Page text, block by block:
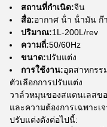
สถานที่กําเนิด:จีน
สื่อ:อากาศ น้ํา น้ํามัน ก๊
ปริมาณ:1L-200L/rev
ความถี่:50/60Hz
ขนาด:ปรับแต่ง
การใช้งาน:อุตสาหกรร
ตัวเลือกการปรับแต่ง
วาล์วหมุนของสแตนเลสข
และความต้องการเฉพาะเ
ปรับแต่งดังต่อไปนี้: